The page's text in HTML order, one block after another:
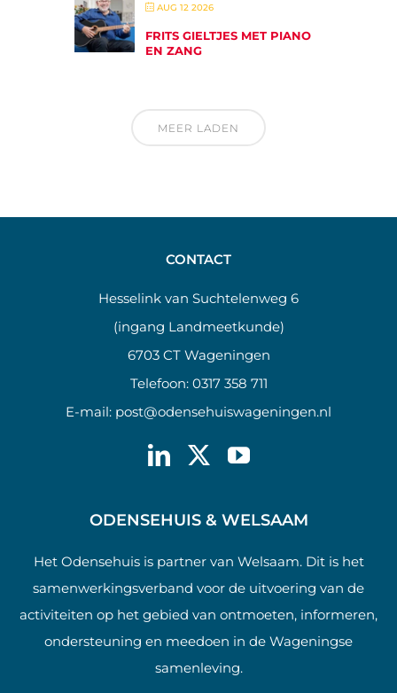
AUG 12 2026
FRITS GIELTJES MET PIANO
EN ZANG
MEER LADEN
CONTACT
Hesselink van Suchtelenweg 6
(ingang Landmeetkunde)
6703 CT Wageningen
Telefoon: 0317 358 711
E-mail: post@odensehuiswageningen.nl
ODENSEHUIS & WELSAAM
Het Odensehuis is partner van Welsaam. Dit is het
samenwerkingsverband voor de uitvoering van de
activiteiten op het gebied van ontmoeten, informeren,
ondersteuning en meedoen in de Wageningse
samenleving.